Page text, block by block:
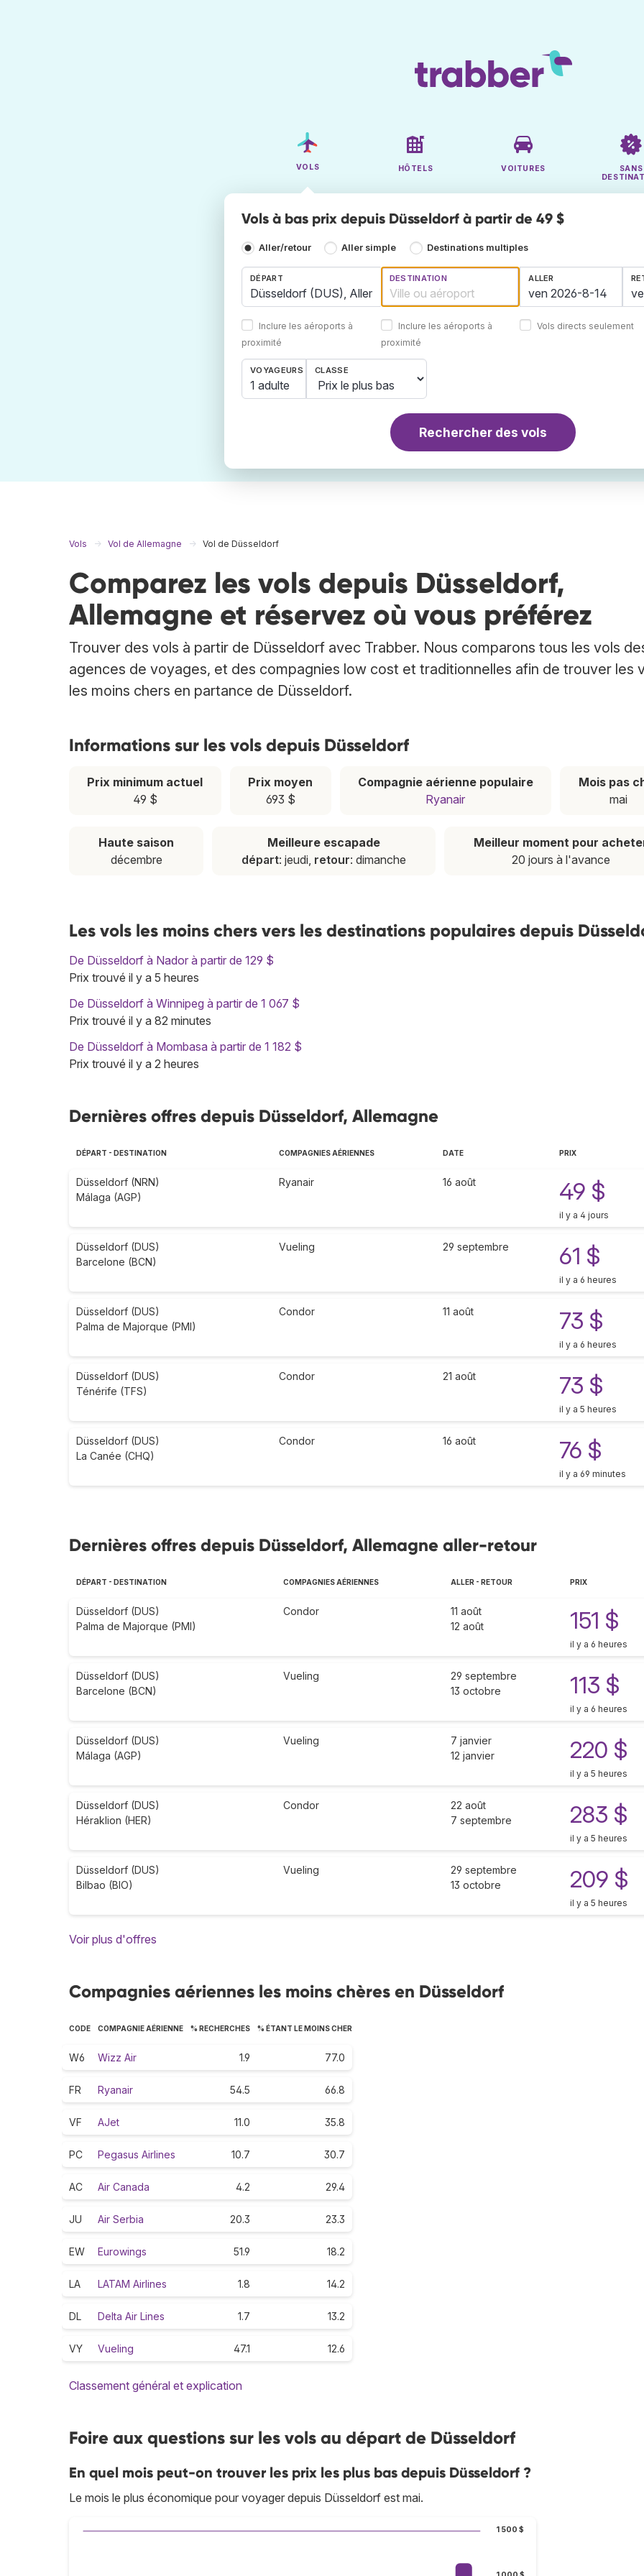
VOLS HÔTELS VOITURES
SANS
Vols à bas prix depuis Düsseldorf à partir de 49 $
Aller/retour Aller simple Destinations multiples
DÉPART
Inclure les aéroports à
proximité
DESTINATION
Inclure les aéroports à
proximité
ALLER
Vols directs seulement
VOYAGEURS
1 adulte
CLASSE
Rechercher des vols
Vols Vol de Allemagne Vol de Düsseldorf
Comparez les vols depuis Düsseldorf,
Allemagne et réservez où vous préférez
Trouver des vols à partir de Düsseldorf avec Trabber. Nous comparons tous les vols
agences de voyages, et des compagnies low cost et traditionnelles afin de trouver les
les moins chers en partance de Düsseldorf.
Informations sur les vols depuis Düsseldorf
Prix minimum actuel
49 $
Prix moyen
693 $
Compagnie aérienne populaire
Ryanair
Mois pas
mai
Haute saison
décembre
Meilleure escapade
départ: jeudi, retour: dimanche
Meilleur moment pour
20 jours à l'avance
Les vols les moins chers vers les destinations populaires depuis
De Düsseldorf à Nador à partir de 129 $
Prix trouvé il y a 5 heures
De Düsseldorf à Winnipeg à partir de 1 067 $
Prix trouvé il y a 82 minutes
De Düsseldorf à Mombasa à partir de 1 182 $
Prix trouvé il y a 2 heures
Dernières offres depuis Düsseldorf, Allemagne
DÉPART - DESTINATION COMPAGNIES AÉRIENNES DATE PRIX
Düsseldorf (NRN)
Málaga (AGP)
Ryanair 16 août 49 $
il y a 4 jours
Düsseldorf (DUS)
Barcelone (BCN)
Vueling 29 septembre 61 $
il y a 6 heures
Düsseldorf (DUS)
Palma de Majorque (PMI)
Condor 11 août 73 $
il y a 6 heures
Düsseldorf (DUS)
Ténérife (TFS)
Condor 21 août 73 $
il y a 5 heures
Düsseldorf (DUS)
La Canée (CHQ)
Condor 16 août 76 $
il y a 69 minutes
Dernières offres depuis Düsseldorf, Allemagne aller-retour
DÉPART - DESTINATION COMPAGNIES AÉRIENNES ALLER - RETOUR PRIX
Düsseldorf (DUS)
Palma de Majorque (PMI)
Condor
11 août
12 août
151 $
il y a 6 heures
Düsseldorf (DUS)
Barcelone (BCN)
Vueling
29 septembre
13 octobre
113 $
il y a 6 heures
Düsseldorf (DUS)
Málaga (AGP)
Vueling
7 janvier
12 janvier
220 $
il y a 5 heures
Düsseldorf (DUS)
Héraklion (HER)
Condor
22 août
7 septembre
283 $
il y a 5 heures
Düsseldorf (DUS)
Bilbao (BIO)
Vueling
29 septembre
13 octobre
209 $
il y a 5 heures
Voir plus d'offres
Compagnies aériennes les moins chères en Düsseldorf
CODE COMPAGNIE AÉRIENNE % RECHERCHES % ÉTANT LE MOINS CHER
W6 Wizz Air 1.9 77.0
FR Ryanair 54.5 66.8
VF AJet 11.0 35.8
PC Pegasus Airlines 10.7 30.7
AC Air Canada 4.2 29.4
JU Air Serbia 20.3 23.3
EW Eurowings 51.9 18.2
LA LATAM Airlines 1.8 14.2
DL Delta Air Lines 1.7 13.2
VY Vueling 47.1 12.6
Classement général et explication
Foire aux questions sur les vols au départ de Düsseldorf
En quel mois peut-on trouver les prix les plus bas depuis Düsseldorf ?
Le mois le plus économique pour voyager depuis Düsseldorf est mai.
1 500 $